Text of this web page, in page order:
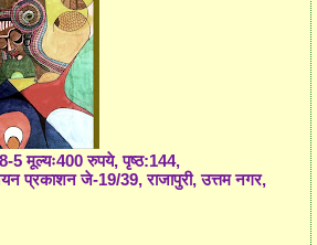
5 मूल्यः400 रुपये, पृष्ठ:144,
प्रकाशन जे-19/39, राजापुरी, उत्तम नगर,